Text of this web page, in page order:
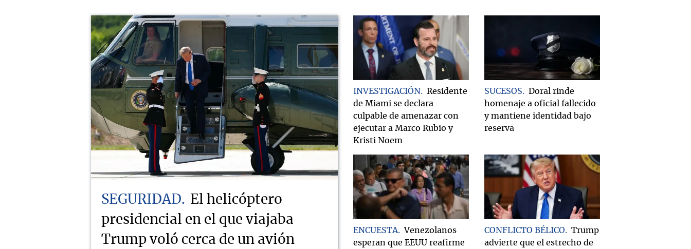
SEGURIDAD
El helicóptero
presidencial en el que viajaba
Trump voló cerca de un avión
INVESTIGACIÓN
Residente
de Miami se declara
culpable de amenazar con
ejecutar a Marco Rubio y
Kristi Noem
SUCESOS
Doral rinde
homenaje a oficial fallecido
y mantiene identidad bajo
reserva
ENCUESTA
Venezolanos
esperan que EEUU reafirme
CONFLICTO BÉLICO
Trump
advierte que el estrecho de